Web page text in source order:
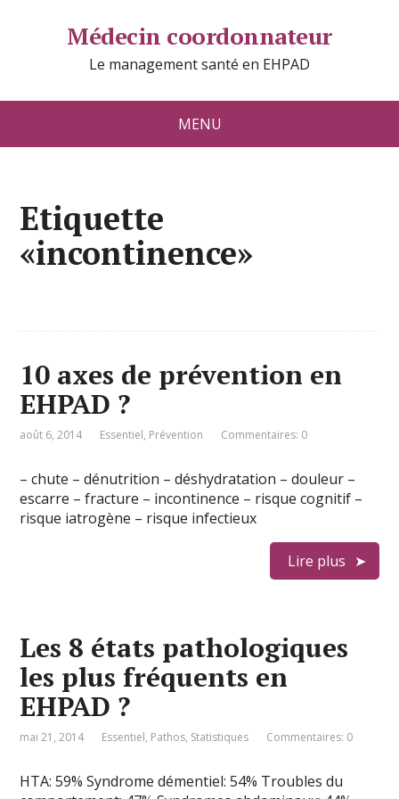
Médecin coordonnateur
Le management santé en EHPAD
MENU
Etiquette
«incontinence»
10 axes de prévention en
EHPAD ?
août 6, 2014 Essentiel, Prévention Commentaires: 0
– chute – dénutrition – déshydratation – douleur –
escarre – fracture – incontinence – risque cognitif –
risque iatrogène – risque infectieux
Lire plus
Les 8 états pathologiques
les plus fréquents en
EHPAD ?
mai 21, 2014 Essentiel, Pathos, Statistiques Commentaires: 0
HTA: 59% Syndrome démentiel: 54% Troubles du